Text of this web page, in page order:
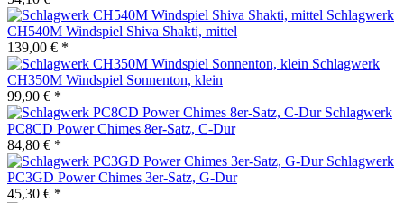
Schlagwerk
CH540M Windspiel Shiva Shakti, mittel
139,00 € *
Schlagwerk
CH350M Windspiel Sonnenton, klein
99,90 € *
Schlagwerk
PC8CD Power Chimes 8er-Satz, C-Dur
84,80 € *
Schlagwerk
PC3GD Power Chimes 3er-Satz, G-Dur
45,30 € *